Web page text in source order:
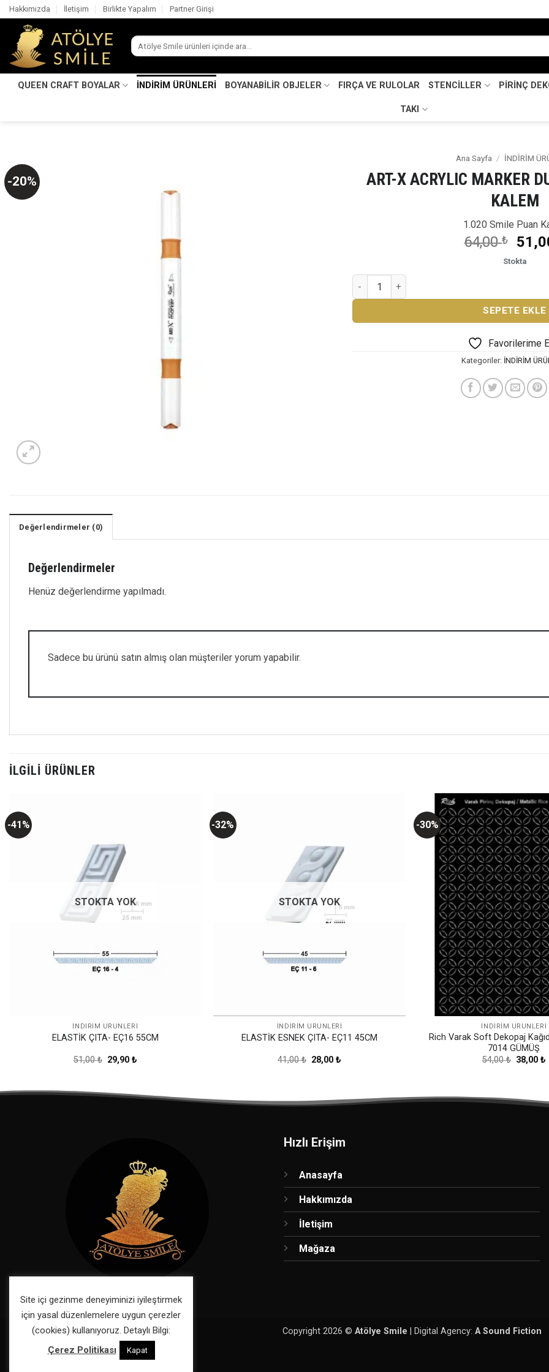
İçeriğe
atla
Hakkımızda İletişim Birlikte Yapalım Partner Girişi
Ara:
QUEEN CRAFT BOYALAR İNDİRİM ÜRÜNLERİ BOYANABİLİR OBJELER FIRÇA VE RULOLAR STENCİLLER PİRİNÇ
TAKI
-20%
Ana Sayfa / İNDİRİM
ART-X ACRYLIC MARKER
KALEM
1.020 Smile Puan
64,00₺
fiyat:
Stokta
ART-X ACRYLIC MARKER DUO 55 ÇİFT TUŞLU
SEPETE EKLE
Favorilerime
Kategoriler: İNDİRİM
Değerlendirmeler (0)
Değerlendirmeler
Henüz değerlendirme yapılmadı.
Sadece bu ürünü satın almış olan müşteriler yorum yapabilir.
İLGILI ÜRÜNLER
-41%
STOKTA YOK
İNDİRİM ÜRÜNLERİ
ELASTİK ÇITA- EÇ16 55CM
51,00₺ Orijinal
fiyat:
29,90 ₺Şu
-32%
STOKTA YOK
İNDİRİM ÜRÜNLERİ
ELASTİK ESNEK ÇITA- EÇ11 45CM
41,00₺ Orijinal
fiyat:
28,00₺
-30%
İNDİRİM ÜRÜNLERİ
Rich Varak Soft Dekopaj
7014 GÜMÜŞ
54,00₺ Orijinal
fiyat:
38,00 ₺
Hızlı Erişim
Anasayfa
Hakkımızda
İletişim
Mağaza
Copyright 2026 © Atölye Smile | Digital Agency: A Sound Fiction
Site içi gezinme deneyiminizi iyileştirmek
için yasal düzenlemelere uygun çerezler
(cookies) kullanıyoruz. Detaylı Bilgi:
Çerez Politikası
Kapat